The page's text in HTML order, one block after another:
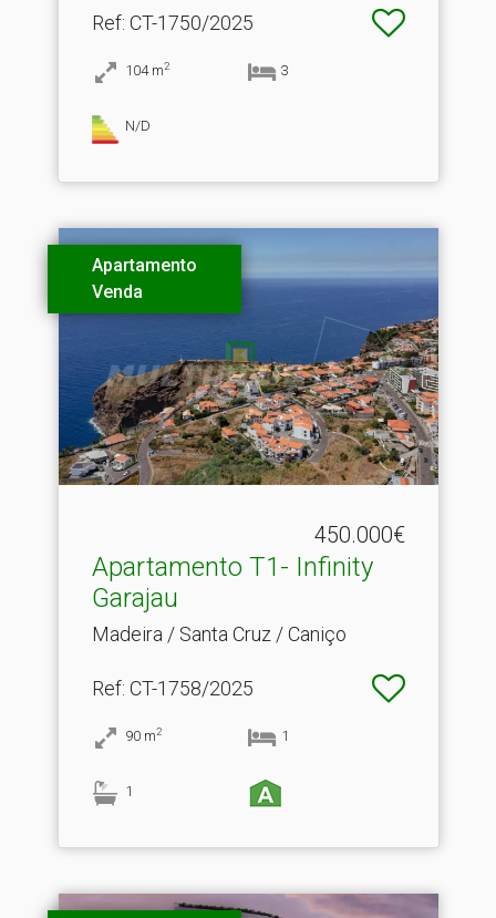
Ref: CT-1750/2025
104 m2 3
N/D
Apartamento
Venda
450.000€
Apartamento T1- Infinity
Garajau
Madeira / Santa Cruz / Caniço
Ref: CT-1758/2025
90 m2 1
1